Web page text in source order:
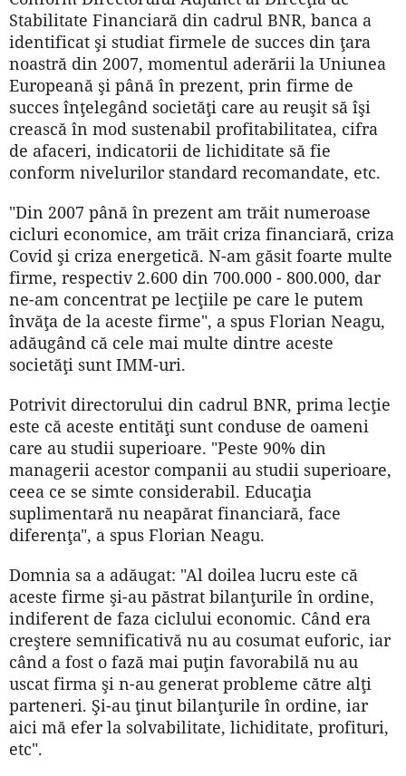
Stabilitate Financiară din cadrul BNR, banca a
identificat şi studiat firmele de succes din ţara
noastră din 2007, momentul aderării la Uniunea
Europeană şi până în prezent, prin firme de
succes înţelegând societăţi care au reuşit să îşi
crească în mod sustenabil profitabilitatea, cifra
de afaceri, indicatorii de lichiditate să fie
conform nivelurilor standard recomandate, etc.
"Din 2007 până în prezent am trăit numeroase
cicluri economice, am trăit criza financiară, criza
Covid şi criza energetică. N-am găsit foarte multe
firme, respectiv 2.600 din 700.000 - 800.000, dar
ne-am concentrat pe lecţiile pe care le putem
învăţa de la aceste firme", a spus Florian Neagu,
adăugând că cele mai multe dintre aceste
societăţi sunt IMM-uri.
Potrivit directorului din cadrul BNR, prima lecţie
este că aceste entităţi sunt conduse de oameni
care au studii superioare. "Peste 90% din
managerii acestor companii au studii superioare,
ceea ce se simte considerabil. Educaţia
suplimentară nu neapărat financiară, face
diferenţa", a spus Florian Neagu.
Domnia sa a adăugat: "Al doilea lucru este că
aceste firme şi-au păstrat bilanţurile în ordine,
indiferent de faza ciclului economic. Când era
creştere semnificativă nu au cosumat euforic, iar
când a fost o fază mai puţin favorabilă nu au
uscat firma şi n-au generat probleme către alţi
parteneri. Şi-au ţinut bilanţurile în ordine, iar
aici mă efer la solvabilitate, lichiditate, profituri,
etc".